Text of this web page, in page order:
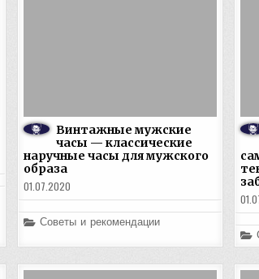
Винтажные мужские
часы — классические
наручные часы для мужского
образа
01.07.2020
Posted
Советы и рекомендации